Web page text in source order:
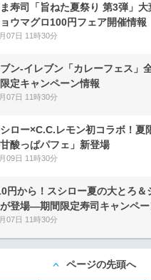
寿司「旨ねた夏祭り 第3弾」
ウマグロ100円フェア開催情報
07日 11時30分
ン‐イレブン「カレーフェス」
定キャンペーン情報
07日 11時30分
ロー×C.C.レモン初コラボ！夏
酸っぱパフェ」新登場
09日 11時30分
円から！スシロー夏の大とろ＆
登場―期間限定寿司キャンペ
07日 11時30分
ページの先頭へ